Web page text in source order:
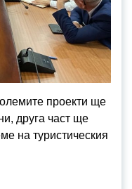
проекти ще
друга част ще
на туристическия